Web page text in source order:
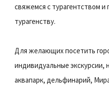
свяжемся с турагентством и
турагенству.
Для желающих посетить
индивидуальные экскурсии,
аквапарк, дельфинарий,